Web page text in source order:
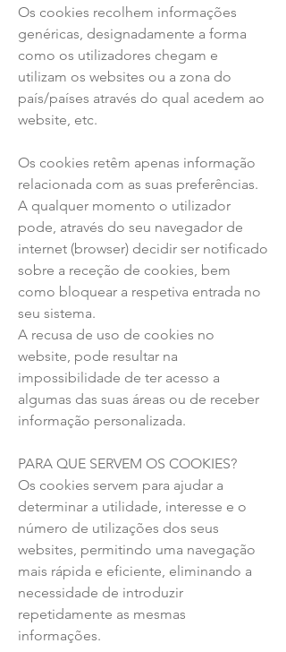
Os cookies recolhem informações
genéricas, designadamente a forma
como os utilizadores chegam e
utilizam os websites ou a zona do
país/países através do qual acedem ao
website, etc.
Os cookies retêm apenas informação
relacionada com as suas preferências.
A qualquer momento o utilizador
pode, através do seu navegador de
internet (browser) decidir ser notificado
sobre a receção de cookies, bem
como bloquear a respetiva entrada no
seu sistema.
A recusa de uso de cookies no
website, pode resultar na
impossibilidade de ter acesso a
algumas das suas áreas ou de receber
informação personalizada.
PARA QUE SERVEM OS COOKIES?
Os cookies servem para ajudar a
determinar a utilidade, interesse e o
número de utilizações dos seus
websites, permitindo uma navegação
mais rápida e eficiente, eliminando a
necessidade de introduzir
repetidamente as mesmas
informações.